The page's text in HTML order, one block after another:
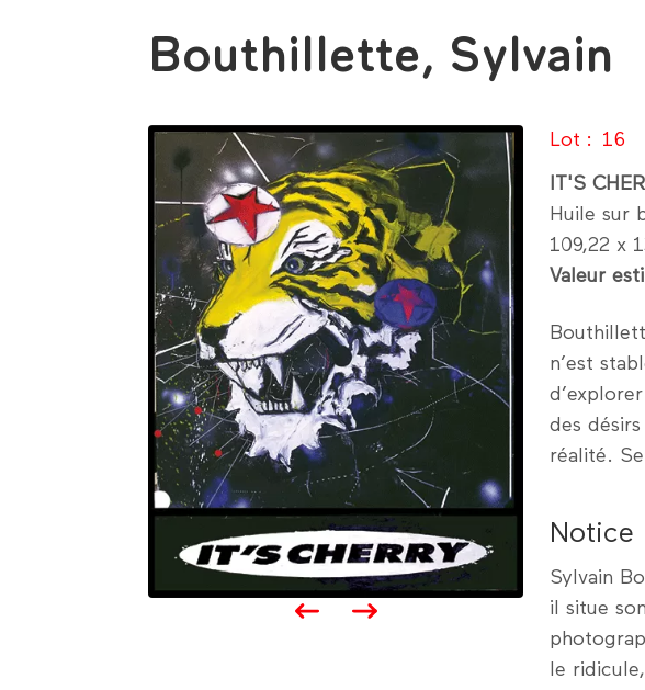
Bouthillette, Sylvain
Lot 16
IT'S
Huile sur
109,22 x
Valeur
n’est
des
réalité.
Notice
Sylvain
il situe
le